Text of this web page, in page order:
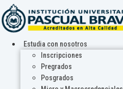
Estudia con nosotros
Inscripciones
Pregrados
Posgrados